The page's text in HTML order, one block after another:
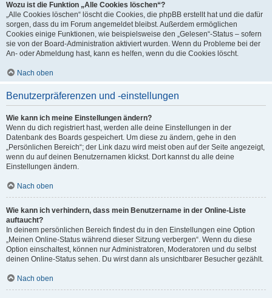
Wozu ist die Funktion „Alle Cookies löschen“?
„Alle Cookies löschen“ löscht die Cookies, die phpBB erstellt hat und die dafür
sorgen, dass du im Forum angemeldet bleibst. Außerdem ermöglichen
Cookies einige Funktionen, wie beispielsweise den „Gelesen“-Status – sofern
sie von der Board-Administration aktiviert wurden. Wenn du Probleme bei der
An- oder Abmeldung hast, kann es helfen, wenn du die Cookies löscht.
Nach oben
Benutzerpräferenzen und -einstellungen
Wie kann ich meine Einstellungen ändern?
Wenn du dich registriert hast, werden alle deine Einstellungen in der
Datenbank des Boards gespeichert. Um diese zu ändern, gehe in den
„Persönlichen Bereich“; der Link dazu wird meist oben auf der Seite angezeigt,
wenn du auf deinen Benutzernamen klickst. Dort kannst du alle deine
Einstellungen ändern.
Nach oben
Wie kann ich verhindern, dass mein Benutzername in der Online-Liste
auftaucht?
In deinem persönlichen Bereich findest du in den Einstellungen eine Option
„Meinen Online-Status während dieser Sitzung verbergen“. Wenn du diese
Option einschaltest, können nur Administratoren, Moderatoren und du selbst
deinen Online-Status sehen. Du wirst dann als unsichtbarer Besucher gezählt.
Nach oben